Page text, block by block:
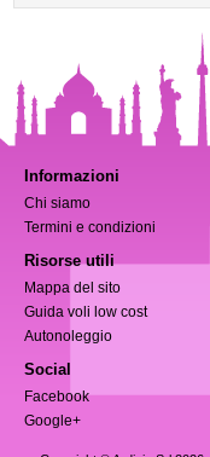
Informazioni
Chi siamo
Termini e condizioni
Risorse utili
Mappa del sito
Guida voli low cost
Autonoleggio
Social
Facebook
Google+